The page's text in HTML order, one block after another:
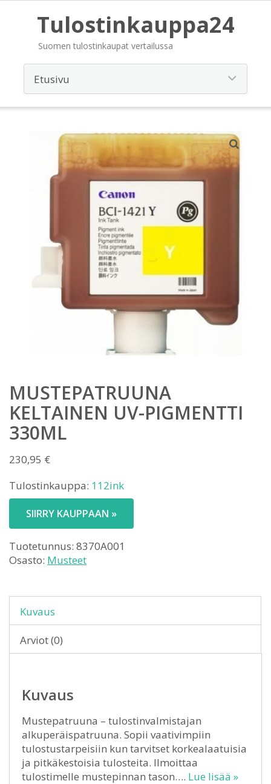
Tulostinkauppa24
Suomen tulostinkaupat vertailussa
MUSTEPATRUUNA
KELTAINEN UV-PIGMENTTI
330ML
230,95 €
Tulostinkauppa: 112ink
SIIRRY KAUPPAAN »
Tuotetunnus: 8370A001
Osasto: Musteet
Kuvaus
Arviot (0)
Kuvaus
Mustepatruuna – tulostinvalmistajan
alkuperäispatruuna. Sopii vaativimpiin
tulostustarpeisiin kun tarvitset korkealaatuisia
ja pitkäkestoisia tulosteita. Ilmoittaa
tulostimelle mustepinnan tason…. Lue lisää »